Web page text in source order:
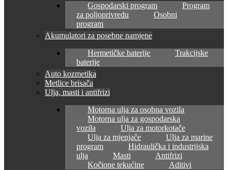
Gospodarski program
Program
za poljoprivredu
Osobni
program
Akumulatori za posebne namjene
Hermetičke baterije
Trakcijske
baterije
Auto kozmetika
Metlice brisača
Ulja, masti i antifrizi
Motorna ulja za osobna vozila
Motorna ulja za gospodarska
vozila
Ulja za motorkotače
Ulja za mjenjače
Ulja za marine
program
Hidraulička i industrijska
ulja
Masti
Antifrizi
Kočione tekućine
Aditivi